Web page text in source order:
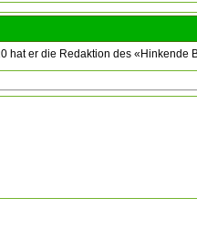
hat er die Redaktion des «Hinkende